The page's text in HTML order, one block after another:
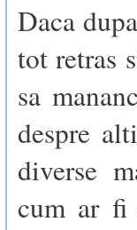
Daca
tot retras
sa
despre
diverse
cum ar fi